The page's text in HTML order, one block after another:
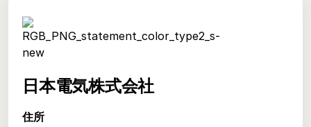
日本電気株式会社
住所